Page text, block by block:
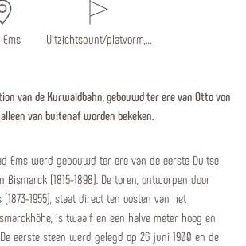
Ems Uitzichtspunt/platvorm,…
van de Kurwaldbahn, gebouwd ter ere van Otto von
van buitenaf worden bekeken.
Ems werd gebouwd ter ere van de eerste Duitse
Bismarck (1815-1898). De toren, ontworpen door
1955), staat direct ten oosten van het
is twaalf en een halve meter hoog en
eerste steen werd gelegd op 26 juni 1900 en de